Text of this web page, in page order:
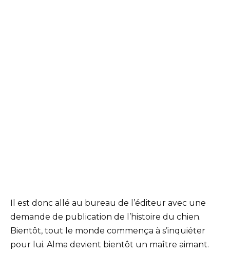
Il est donc allé au bureau de l’éditeur avec une
demande de publication de l’histoire du chien.
Bientôt, tout le monde commença à s’inquiéter
pour lui. Alma devient bientôt un maître aimant.